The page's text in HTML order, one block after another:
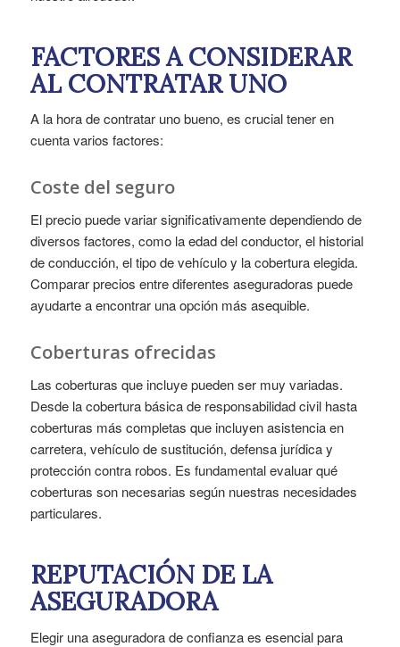
FACTORES A CONSIDERAR
AL CONTRATAR UNO
A la hora de contratar uno bueno, es crucial tener en
cuenta varios factores:
Coste del seguro
El precio puede variar significativamente dependiendo de
diversos factores, como la edad del conductor, el historial
de conducción, el tipo de vehículo y la cobertura elegida.
Comparar precios entre diferentes aseguradoras puede
ayudarte a encontrar una opción más asequible.
Coberturas ofrecidas
Las coberturas que incluye pueden ser muy variadas.
Desde la cobertura básica de responsabilidad civil hasta
coberturas más completas que incluyen asistencia en
carretera, vehículo de sustitución, defensa jurídica y
protección contra robos. Es fundamental evaluar qué
coberturas son necesarias según nuestras necesidades
particulares.
REPUTACIÓN DE LA
ASEGURADORA
Elegir una aseguradora de confianza es esencial para